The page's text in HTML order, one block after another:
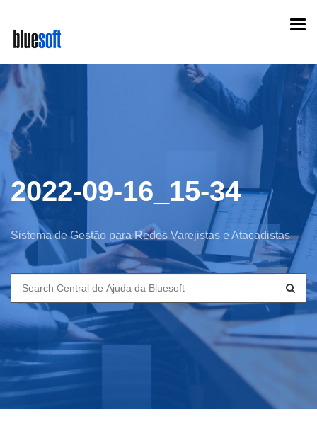
main
content
2022-09-16_15-34
Sistema de Gestão para Redes Varejistas e Atacadistas
Search
for: